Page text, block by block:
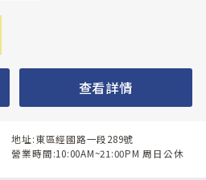
查看詳情
地址:東區經國路一段289號
營業時間:10:00AM~21:00PM 周日公休